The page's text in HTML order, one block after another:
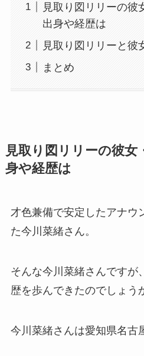
見取り図リリーの彼
出身や経歴は
見取り図リリーと彼
まとめ
見取り図リリーの彼女
身や経歴は
才色兼備で安定したアナウ
た今川菜緒さん。
そんな今川菜緒さんですが
歴を歩んできたのでしょう
今川菜緒さんは愛知県名古